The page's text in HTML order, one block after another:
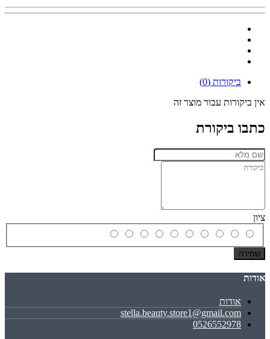
ביקורות (0)
אין ביקורות עבור מוצר זה
כתבו ביקורת
ציון
שמירה
אודות
אודות
stella.beauty.store1@gmail.com
0526552978